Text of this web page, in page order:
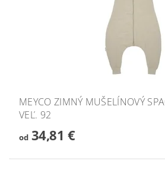
MEYCO ZIMNÝ MUŠELÍNOVÝ
VEĽ. 92
od34,81 €